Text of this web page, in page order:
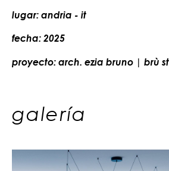
lugar: andria - it
fecha: 2025
proyecto: arch. ezia bruno | brù
galería